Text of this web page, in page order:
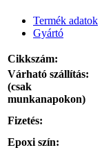
Termék adatok
Gyártó
Cikkszám:
Várható szállítás:
(csak
munkanapokon)
Fizetés:
Epoxi szín: